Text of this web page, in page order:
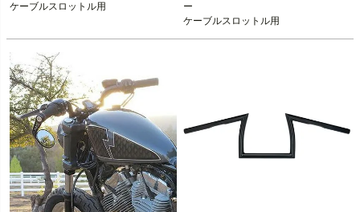
ケーブルスロットル用
ー
ケーブルスロットル用